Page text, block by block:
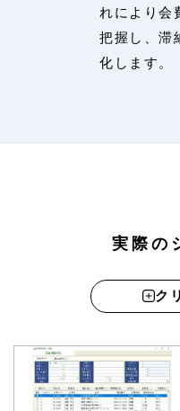
れにより会
把握し、滞
化します。
実際の
ク